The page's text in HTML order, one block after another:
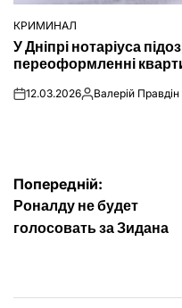
ОПУБЛІКУВАТИ
У
КРИМИНАЛ
У Дніпрі нотаріуса
переоформленні
on12.03.2026Опубліковано
Валерій Правдін
Навігація
записів
Попередній:
Роналду не будет
голосовать за Зидана